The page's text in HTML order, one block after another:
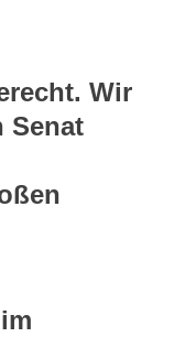
Wir
Senat